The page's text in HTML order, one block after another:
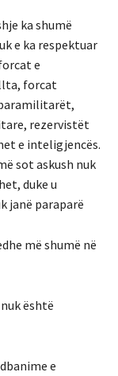
ka shumë
e ka respektuar
e
forcat
rezervistët
e inteligjencës.
sot askush nuk
duke u
janë paraparë
më shumë në
është
e